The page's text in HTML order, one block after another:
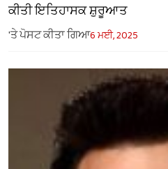
ਕੀਤੀ ਇਤਿਹਾਸਕ ਸ਼ੁਰੂਆਤ
'ਤੇ ਪੋਸਟ ਕੀਤਾ ਗਿਆ6 ਮਈ, 2025